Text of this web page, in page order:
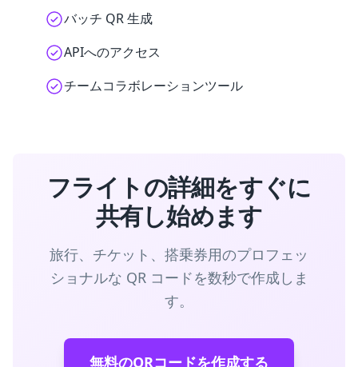
バッチ QR 生成
APIへのアクセス
チームコラボレーションツール
フライトの詳細をすぐに
共有し始めます
旅行、チケット、搭乗券用のプロフェッ
ショナルな QR コードを数秒で作成しま
す。
無料のQRコードを作成する